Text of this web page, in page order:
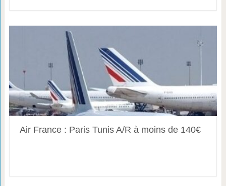
Air France : Paris Tunis A/R à moins de 140€